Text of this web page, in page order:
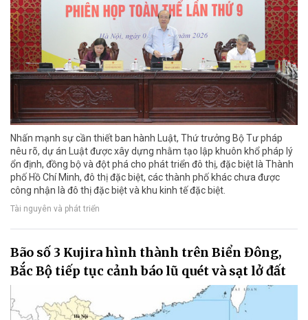
Nhấn mạnh sự cần thiết ban hành Luật, Thứ trưởng Bộ Tư pháp
nêu rõ, dự án Luật được xây dựng nhằm tạo lập khuôn khổ pháp lý
ổn định, đồng bộ và đột phá cho phát triển đô thị, đặc biệt là Thành
phố Hồ Chí Minh, đô thị đặc biệt, các thành phố khác chưa được
công nhận là đô thị đặc biệt và khu kinh tế đặc biệt.
Tài nguyên và phát triển
Bão số 3 Kujira hình thành trên Biển Đông,
Bắc Bộ tiếp tục cảnh báo lũ quét và sạt lở đất